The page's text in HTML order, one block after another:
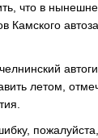
что в
Камского
летом,